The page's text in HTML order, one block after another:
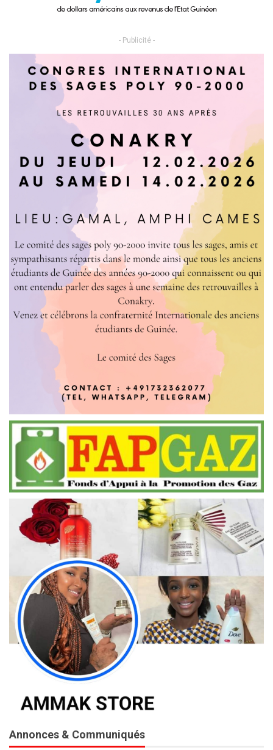
- Publicité -
Annonces & Communiqués